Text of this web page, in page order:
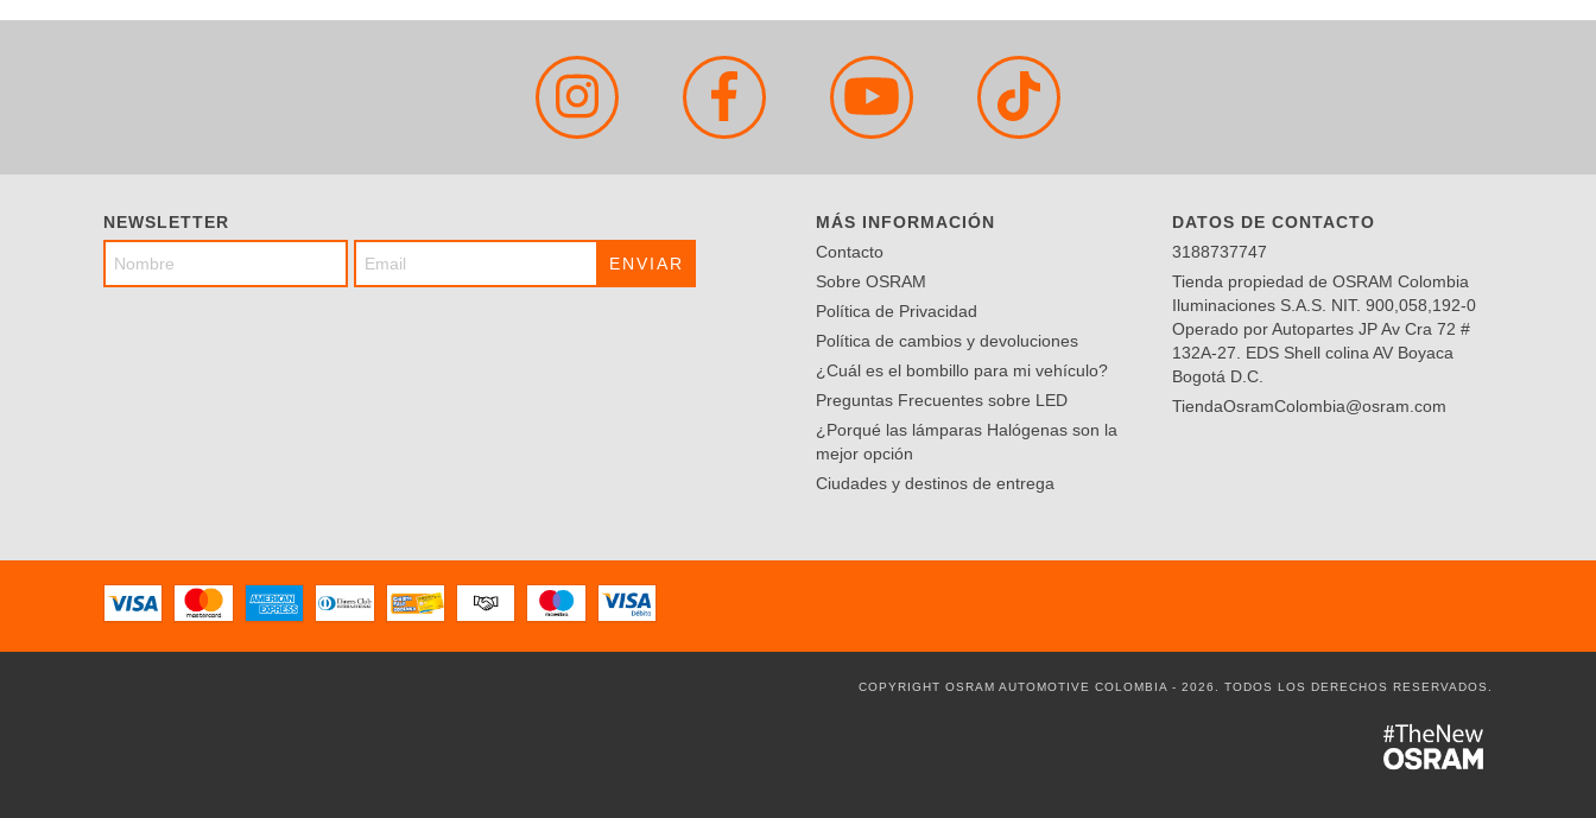
NEWSLETTER
MÁS INFORMACIÓN
Contacto
Sobre OSRAM
Política de Privacidad
Política de cambios y devoluciones
¿Cuál es el bombillo para mi vehículo?
Preguntas Frecuentes sobre LED
¿Porqué las lámparas Halógenas son la
mejor opción
Ciudades y destinos de entrega
DATOS DE CONTACTO
3188737747
Tienda propiedad de OSRAM Colombia
Iluminaciones S.A.S. NIT. 900,058,192-0
Operado por Autopartes JP Av Cra 72 #
132A-27. EDS Shell colina AV Boyaca
Bogotá D.C.
TiendaOsramColombia@osram.com
COPYRIGHT OSRAM AUTOMOTIVE COLOMBIA - 2026. TODOS LOS DERECHOS RESERVADOS.